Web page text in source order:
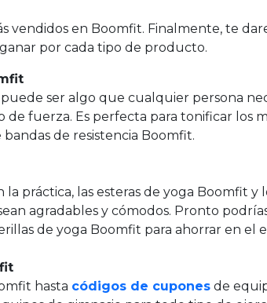
vendidos en Boomfit. Finalmente, te
por cada tipo de producto.
ser algo que cualquier persona
fuerza. Es perfecta para tonificar los
de resistencia Boomfit.
práctica, las esteras de yoga Boomfit y
agradables y cómodos. Pronto
de yoga Boomfit para ahorrar en el
hasta códigos de cupones de